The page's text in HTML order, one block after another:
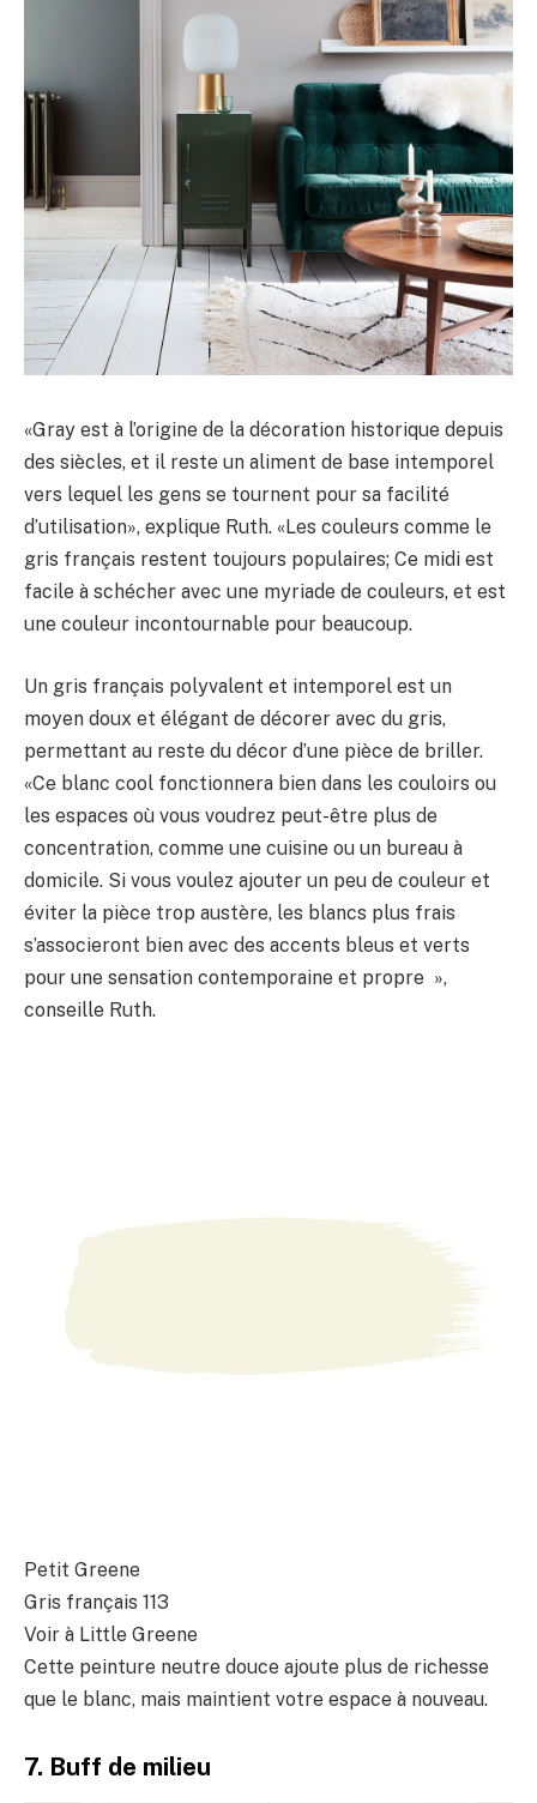
«Gray est à l’origine de la décoration historique depuis
des siècles, et il reste un aliment de base intemporel
vers lequel les gens se tournent pour sa facilité
d’utilisation», explique Ruth. «Les couleurs comme le
gris français restent toujours populaires; Ce midi est
facile à schécher avec une myriade de couleurs, et est
une couleur incontournable pour beaucoup.
Un gris français polyvalent et intemporel est un
moyen doux et élégant de décorer avec du gris,
permettant au reste du décor d’une pièce de briller.
«Ce blanc cool fonctionnera bien dans les couloirs ou
les espaces où vous voudrez peut-être plus de
concentration, comme une cuisine ou un bureau à
domicile. Si vous voulez ajouter un peu de couleur et
éviter la pièce trop austère, les blancs plus frais
s’associeront bien avec des accents bleus et verts
pour une sensation contemporaine et propre »,
conseille Ruth.
Petit Greene
Gris français 113
Voir à Little Greene
Cette peinture neutre douce ajoute plus de richesse
que le blanc, mais maintient votre espace à nouveau.
7. Buff de milieu